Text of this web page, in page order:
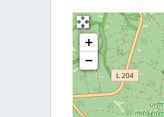
+
−